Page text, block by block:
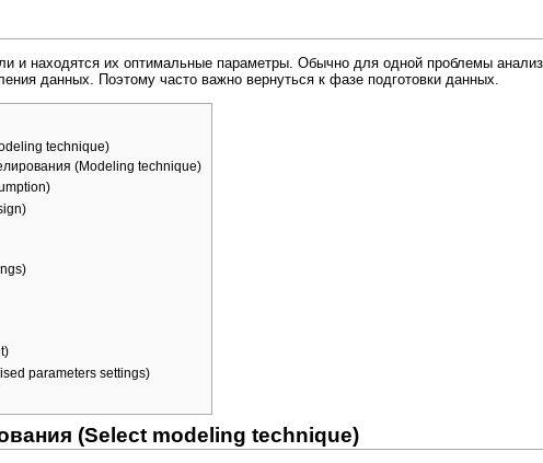
и находятся их оптимальные параметры. Обычно для одной проблемы
данных. Поэтому часто важно вернуться к фазе подготовки данных.
technique)
(Modeling technique)
parameters settings)
(Select modeling technique)